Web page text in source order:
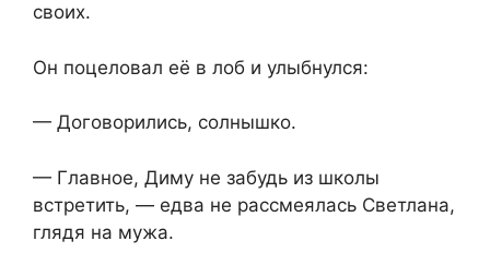
своих.
Он поцеловал её в лоб и улыбнулся:
— Договорились, солнышко.
— Главное, Диму не забудь из школы
встретить, — едва не рассмеялась Светлана,
глядя на мужа.